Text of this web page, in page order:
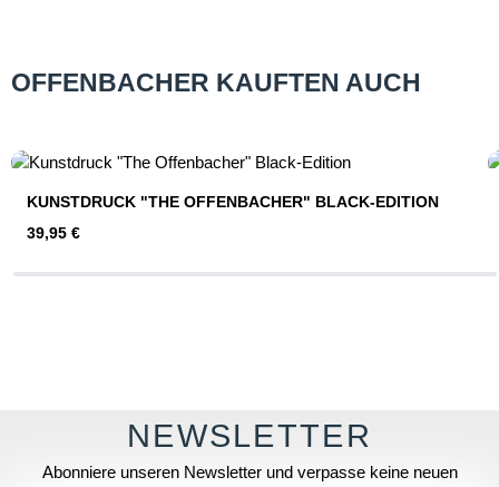
OFFENBACHER KAUFTEN AUCH
KUNSTDRUCK "THE OFFENBACHER" BLACK-EDITION
Regulärer Preis:
39,95 €
Abonniere unseren Newsletter und verpasse keine neuen